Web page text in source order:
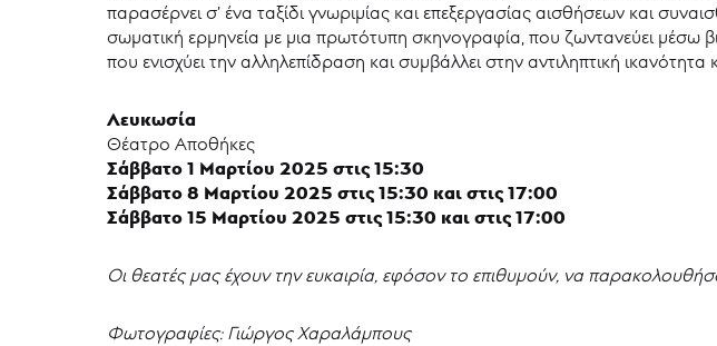
παρασέρνει σ’ ένα ταξίδι γνωριμίας και επεξεργασίας αισθήσεων και
σωματική ερμηνεία με μια πρωτότυπη σκηνογραφία, που ζωντανεύει μέσω
που ενισχύει την αλληλεπίδραση και συμβάλλει στην αντιληπτική ικανότητα
Λευκωσία
Θέατρο Αποθήκες
Σάββατο 1 Μαρτίου 2025 στις 15:30
Σάββατο 8 Μαρτίου 2025 στις 15:30 και στις 17:00
Σάββατο 15 Μαρτίου 2025 στις 15:30 και στις 17:00
Οι θεατές μας έχουν την ευκαιρία, εφόσον το επιθυμούν, να
Φωτογραφίες: Γιώργος Χαραλάμπους